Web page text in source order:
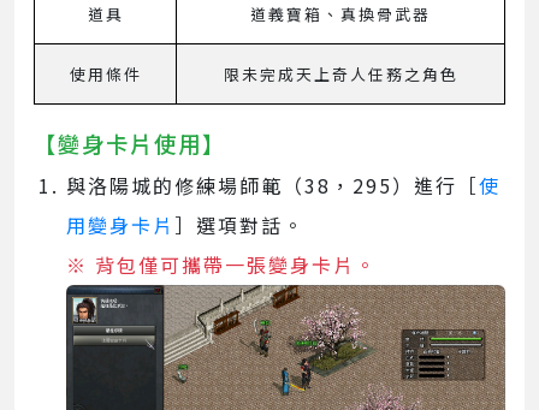
道具 道義寶箱、真換骨武器
使用條件 限未完成天上奇人任務之角色
【變身卡片使用】
與洛陽城的修練場師範（38，295）進行［使
用變身卡片 ］選項對話。
※ 背包僅可攜帶一張變身卡片。